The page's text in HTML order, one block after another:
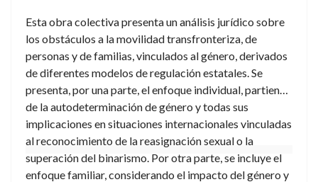
corta duración intermediado por plataformas digitales,
como son el criterio de las actividades dirigidas; la
aplicación del principio de control en origen y
reconocimiento mutuo y la incidencia del principio de
no discriminación en el mercado interior a través del
bloqueo geográfico. Bajo el hilo conductor de la
plataforma Airbnb el lector podrá acercar la teoría
doctrinal a la realidad del nuevo contexto del alquiler
de corta duración eminentemente transfronterizo.
Esta obra colectiva presenta un análisis jurídico sobre
los obstáculos a la movilidad transfronteriza, de
personas y de familias, vinculados al género, derivados
de diferentes modelos de regulación estatales. Se
presenta, por una parte, el enfoque individual, partiendo
de la autodeterminación de género y todas sus
implicaciones en situaciones internacionales vinculadas
al reconocimiento de la reasignación sexual o la
superación del binarismo. Por otra parte, se incluye el
enfoque familiar, considerando el impacto del género y